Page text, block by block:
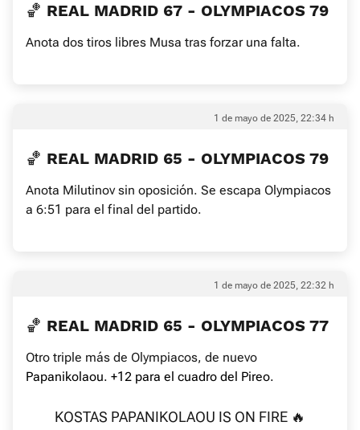
🏀 REAL MADRID 67 - OLYMPIACOS 79
Anota dos tiros libres Musa tras forzar una falta.
1 de mayo de 2025, 22:34 h
🏀 REAL MADRID 65 - OLYMPIACOS 79
Anota Milutinov sin oposición. Se escapa Olympiacos
a 6:51 para el final del partido.
1 de mayo de 2025, 22:32 h
🏀 REAL MADRID 65 - OLYMPIACOS 77
Otro triple más de Olympiacos, de nuevo
Papanikolaou. +12 para el cuadro del Pireo.
KOSTAS PAPANIKOLAOU IS ON FIRE 🔥